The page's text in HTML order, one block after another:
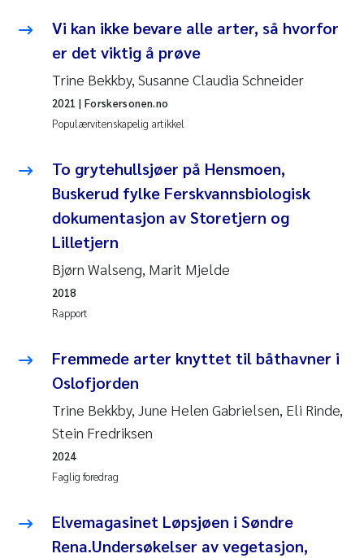
Anastasia Georgantzopoulou
Roar Brænden
Merete Schøyen
Lena Haugland Moen
Medyan Esam Ghareeb
Prem Chand
Thorjørn Larssen
Kasper Hancke
Svetlana Pakhomova
Li Xie
Susanne Jøntvedt Jørgensen
André Staalstrøm
Vi kan ikke bevare alle arter, så hvorfor
er det viktig å prøve
Trine Bekkby, Susanne Claudia Schneider
Populærvitenskapelig artikkel
2021 | Forskersonen.no
To grytehullsjøer på Hensmoen,
Buskerud fylke Ferskvannsbiologisk
dokumentasjon av Storetjern og
Lilletjern
Bjørn Walseng, Marit Mjelde
Rapport
2018
Fremmede arter knyttet til båthavner i
Oslofjorden
Trine Bekkby, June Helen Gabrielsen, Eli Rinde,
Stein Fredriksen
Faglig foredrag
2024
Elvemagasinet Løpsjøen i Søndre
Rena.Undersøkelser av vegetasjon,